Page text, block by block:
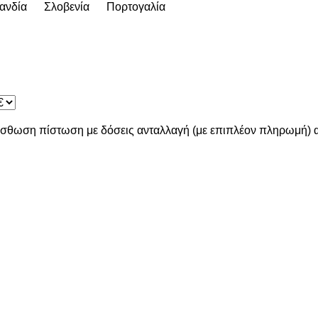
Σλοβενία
Πορτογαλία
πίστωση με δόσεις ανταλλαγή (με επιπλέον πληρωμή)